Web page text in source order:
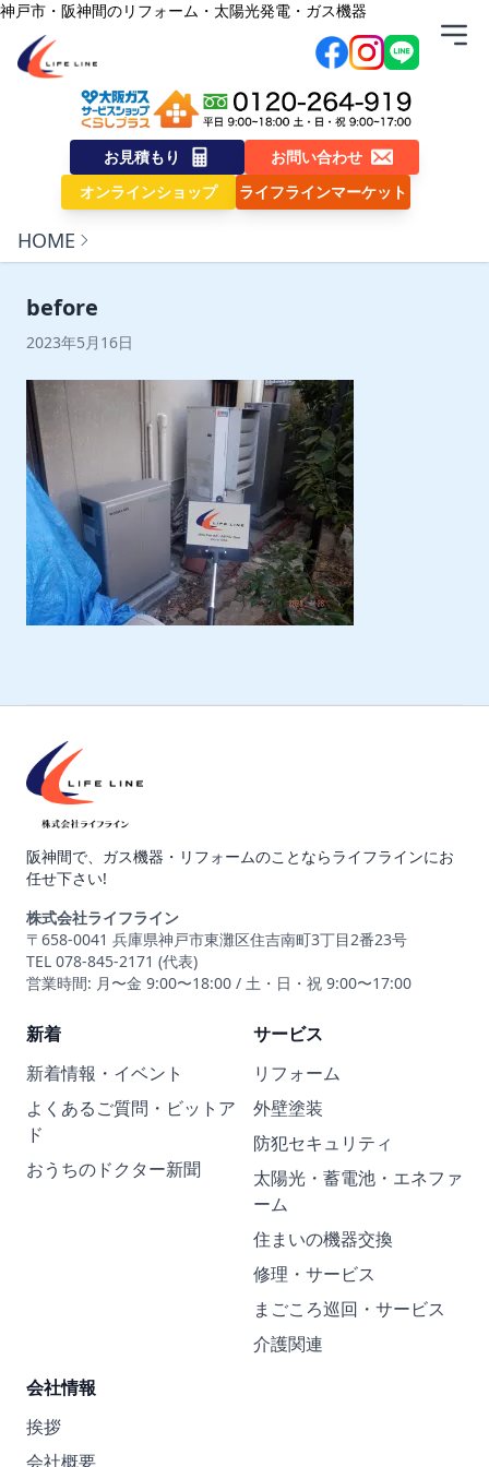
内容をスキップ
神戸市・阪神間のリフォーム・太陽光発電・ガス機器
株式会社ライフライン
お見積もり
お問い合わせ
オンラインショップ
ライフラインマーケット
HOME
before
2023年5月16日
阪神間で、ガス機器・リフォームのことならライフラインにお
任せ下さい!
株式会社ライフライン
〒658-0041 兵庫県神戸市東灘区住吉南町3丁目2番23号
TEL 078-845-2171 (代表)
営業時間: 月〜金 9:00〜18:00 / 土・日・祝 9:00〜17:00
新着
新着情報・イベント
よくあるご質問・ビットア
ド
おうちのドクター新聞
サービス
リフォーム
外壁塗装
防犯セキュリティ
太陽光・蓄電池・エネファ
ーム
住まいの機器交換
修理・サービス
まごころ巡回・サービス
介護関連
会社情報
挨拶
会社概要